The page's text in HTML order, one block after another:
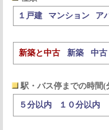
１戸建
マンション ア
新築と中古 新築 中古
駅・バス停までの時間(
５分以内 １０分以内